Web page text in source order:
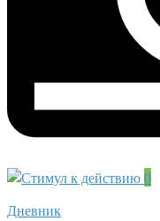
0
Дневник